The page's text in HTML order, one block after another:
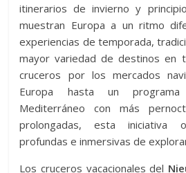
itinerarios de invierno y
muestran Europa a un ritmo
experiencias de temporada,
mayor variedad de destinos en
cruceros por los mercados
Europa hasta un
Mediterráneo con más
prolongadas, esta iniciativa
profundas e inmersivas de
Los cruceros vacacionales del